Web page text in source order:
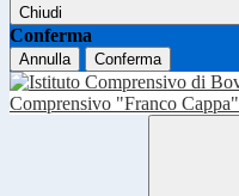
Chiudi
Conferma
Annulla Conferma
Comprensivo "Franco Cappa"